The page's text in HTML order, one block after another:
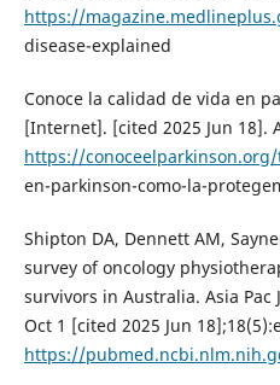
https://
disease-explained
Conoce la calidad de vida en
[Internet]. [cited 2025 Jun 18].
https://
en-parkinson-como-la-
Shipton DA, Dennett AM,
survey of oncology
survivors in Australia. Asia
Oct 1 [cited 2025 Jun
https://